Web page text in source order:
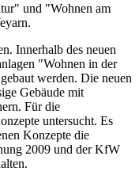
und "Wohnen am
Innerhalb des neuen
"Wohnen in der
werden. Die neuen
Gebäude mit
Für die
untersucht. Es
Konzepte die
2009 und der KfW